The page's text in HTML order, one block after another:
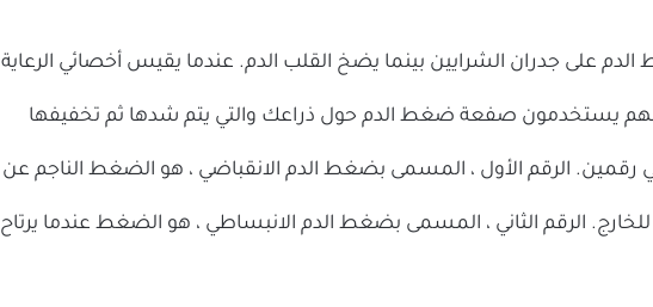
على جدران الشرايين بينما يضخ القلب الدم. عندما يقيس أخصائي الرعاية
يستخدمون صفعة ضغط الدم حول ذراعك والتي يتم شدها ثم تخفيفها
رقمين. الرقم الأول ، المسمى بضغط الدم الانقباضي ، هو الضغط الناجم عن
الرقم الثاني ، المسمى بضغط الدم الانبساطي ، هو الضغط عندما يرتاح